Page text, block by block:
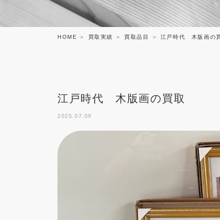
HOME 買取実績 買取品目 江戸時代 木版画の
江戸時代 木版画の買取
2025.07.09